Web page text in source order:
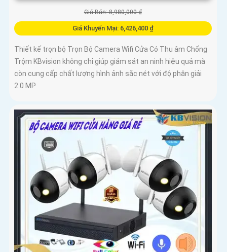
Giá Bán: 8,980,000 ₫
Giá Khuyến Mại: 6,426,400 ₫
Thiết kế trọn bộ Trọn Bộ Camera Wifi Cửa Có Thu âm Chống
Trộm KBvision không chỉ giúp giám sát an ninh hiệu quả mà
còn cung cấp chất lượng hình ảnh sắc nét với độ phân giải
2.0 MP